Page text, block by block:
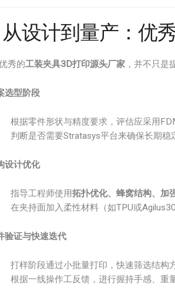
设计到量产：优
秀的工装夹具3D打印源头厂家 ，并不只是
选型阶段
根据零件形状与精度要求，评估应采用
判断是否需要Stratasys平台来确保长期稳
设计优化
指导工程师使用拓扑优化、蜂窝结构、加
在夹持面加入柔性材料（如TPU或
验证与快速迭代
打样阶段通过小批量打印，快速筛选结构
根据一线操作工反馈，进行握持手感、重